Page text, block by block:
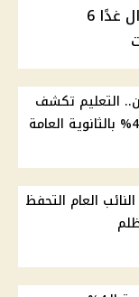
البحوث الفلكية تحسم مزاعم وقوع زلزال غدًا 6
التعليم تكشف
تناشد النائب العام التحفظ